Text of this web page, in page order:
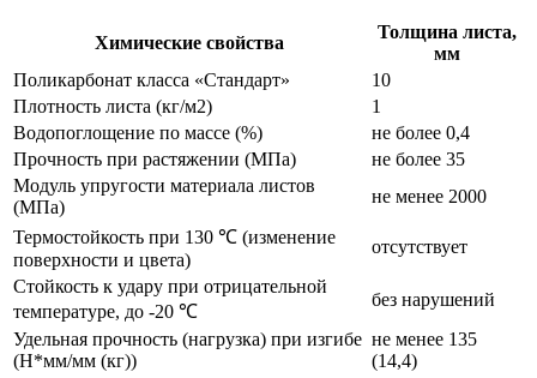
Химические свойства
Толщина листа,
мм
Поликарбонат класса «Стандарт»
10
Плотность листа (кг/м2)
1
Водопоглощение по массе (%)
не более 0,4
Прочность при растяжении (МПа)
не более 35
Модуль упругости материала листов
(МПа)
не менее 2000
Термостойкость при 130 ℃ (изменение
поверхности и цвета)
отсутствует
Стойкость к удару при отрицательной
температуре, до -20 ℃
без нарушений
Удельная прочность (нагрузка) при изгибе
(Н*мм/мм (кг))
не менее 135
(14,4)